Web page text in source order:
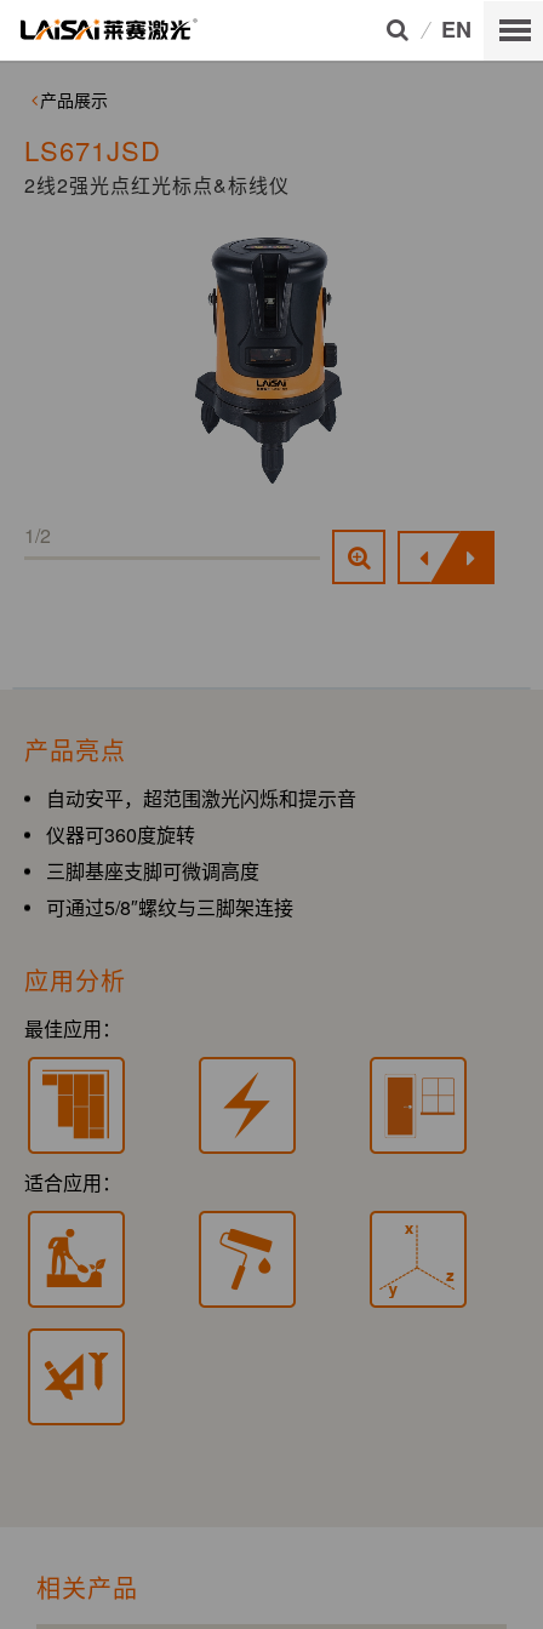
EN
产品展示
LS671JSD
2线2强光点红光标点&标线仪
1/2
产品亮点
自动安平，超范围激光闪烁和提示音
仪器可360度旋转
三脚基座支脚可微调高度
可通过5/8″螺纹与三脚架连接
应用分析
最佳应用：
适合应用：
相关产品